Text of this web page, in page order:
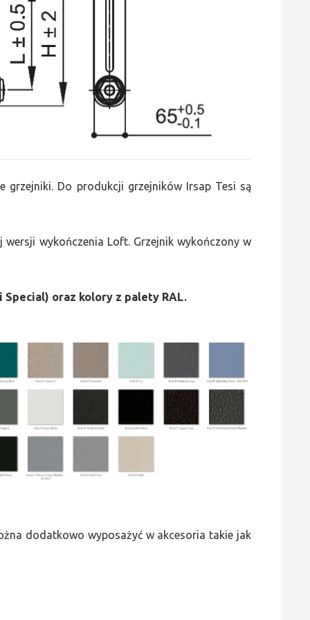
grzejniki. Do produkcji grzejników Irsap Tesi są
wykończenia Loft. Grzejnik wykończony w
oraz kolory z palety RAL.
dodatkowo wyposażyć w akcesoria takie jak